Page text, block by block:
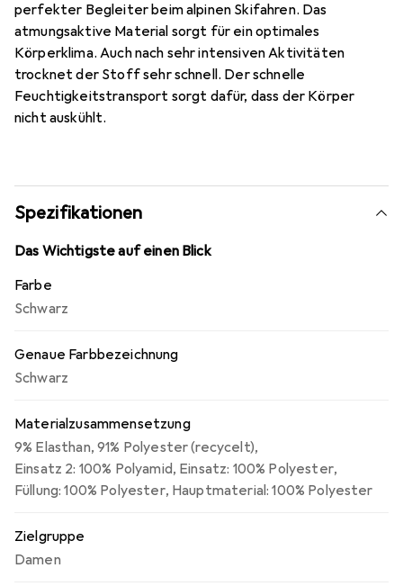
perfekter Begleiter beim alpinen Skifahren. Das
atmungsaktive Material sorgt für ein optimales
Körperklima. Auch nach sehr intensiven Aktivitäten
trocknet der Stoff sehr schnell. Der schnelle
Feuchtigkeitstransport sorgt dafür, dass der Körper
nicht auskühlt.
Spezifikationen
Das Wichtigste auf einen Blick
Farbe
Schwarz
Genaue Farbbezeichnung
Schwarz
Materialzusammensetzung
9% Elasthan,91% Polyester (recycelt),
Einsatz 2: 100% Polyamid, Einsatz: 100% Polyester,
Füllung: 100% Polyester, Hauptmaterial: 100% Polyester
Zielgruppe
Damen